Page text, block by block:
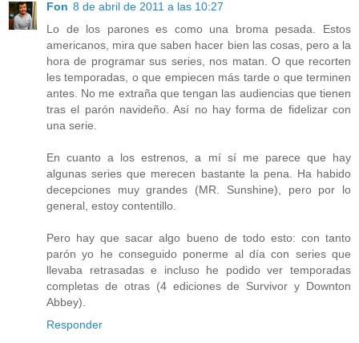
Fon 8 de abril de 2011 a las 10:27
Lo de los parones es como una broma pesada. Estos
americanos, mira que saben hacer bien las cosas, pero a la
hora de programar sus series, nos matan. O que recorten
les temporadas, o que empiecen más tarde o que terminen
antes. No me extraña que tengan las audiencias que tienen
tras el parón navideño. Así no hay forma de fidelizar con
una serie.
En cuanto a los estrenos, a mí sí me parece que hay
algunas series que merecen bastante la pena. Ha habido
decepciones muy grandes (MR. Sunshine), pero por lo
general, estoy contentillo.
Pero hay que sacar algo bueno de todo esto: con tanto
parón yo he conseguido ponerme al día con series que
llevaba retrasadas e incluso he podido ver temporadas
completas de otras (4 ediciones de Survivor y Downton
Abbey).
Responder